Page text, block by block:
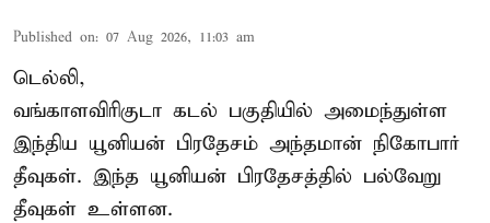
Published on: 07 Aug 2026, 11:03 am
டெல்லி,
வங்காளவிரிகுடா கடல் பகுதியில் அமைந்துள்ள
இந்திய யூனியன் பிரதேசம் அந்தமான் நிகோபார்
தீவுகள். இந்த யூனியன் பிரதேசத்தில் பல்வேறு
தீவுகள் உள்ளன.